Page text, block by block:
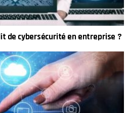
de cybersécurité en entreprise ?